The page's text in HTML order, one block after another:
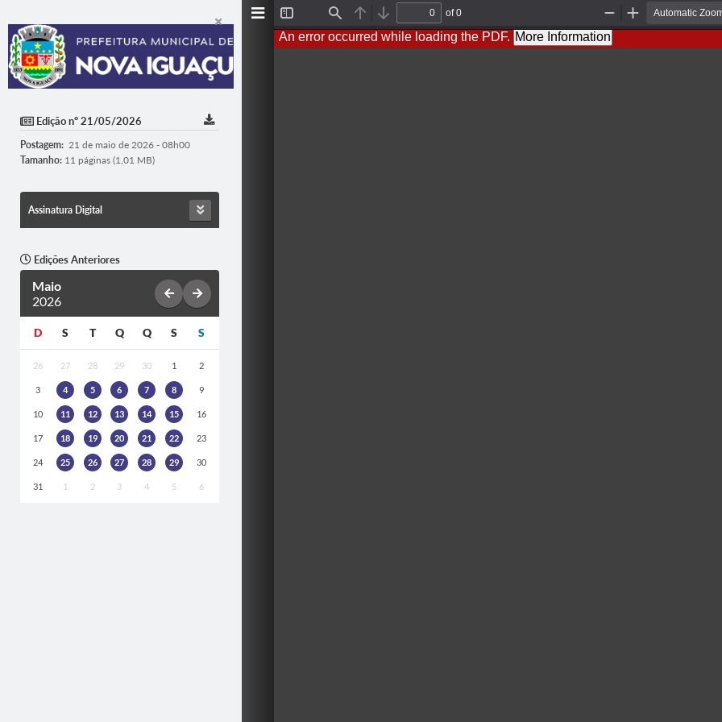
Edição nº 21/05/2026
Postagem: 21 de maio de 2026 - 08h00
Tamanho: 11 páginas (1,01 MB)
Assinatura Digital
Edições Anteriores
Maio
2026
D S T Q Q S S
26 27 28 29 30 1 2
3 4 5 6 7 8 9
10 11 12 13 14 15 16
17 18 19 20 21 22 23
24 25 26 27 28 29 30
31 1 2 3 4 5 6
Sidebar
Find Previous
Next
of 0
Out
An error occurred while loading the PDF. More Information